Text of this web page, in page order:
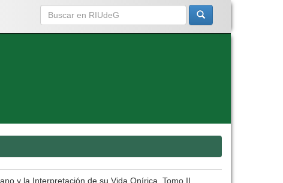
y la Interpretación de su Vida Onírica. Tomo II